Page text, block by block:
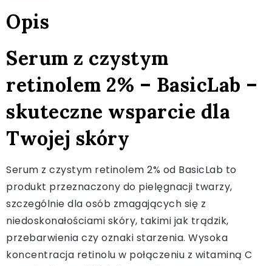
Opis
Serum z czystym
retinolem 2% – BasicLab –
skuteczne wsparcie dla
Twojej skóry
Serum z czystym retinolem 2% od BasicLab to
produkt przeznaczony do pielęgnacji twarzy,
szczególnie dla osób zmagających się z
niedoskonałościami skóry, takimi jak trądzik,
przebarwienia czy oznaki starzenia. Wysoka
koncentracja retinolu w połączeniu z witaminą C